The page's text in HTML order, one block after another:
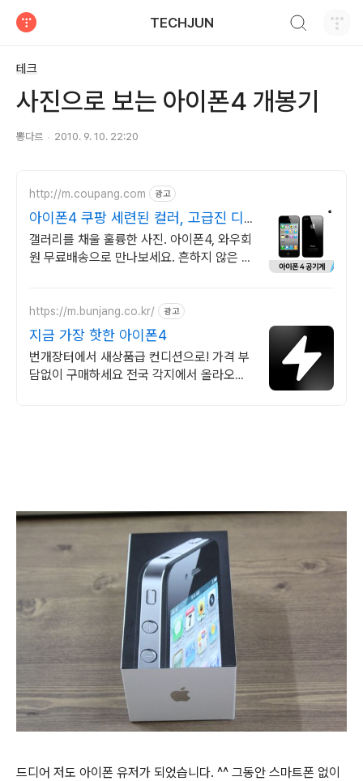
TECHJUN
테크
사진으로 보는 아이폰4 개봉기
뽕다르 2010. 9. 10. 22:20
http://m.coupang.com 광고
아이폰4 쿠팡 세련된 컬러, 고급진 디
자인
갤러리를 채울 훌륭한 사진. 아이폰4, 와우회
원 무료배송으로 만나보세요. 흔하지 않은 특
https://m.bunjang.co.kr/ 광고
지금 가장 핫한 아이폰4
번개장터에서 새상품급 컨디션으로! 가격 부
담없이 구매하세요 전국 각지에서 올라오는
드디어 저도 아이폰 유저가 되었습니다. ^^ 그동안 스마트폰 없이